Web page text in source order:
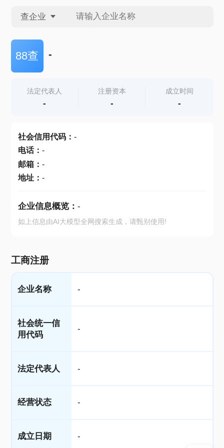
查企业
查企业
查产地
88查 -
法定代表人
-
注册资本
-
成立时间
-
社会信用代码： -
电话： -
邮箱： -
地址： -
企业信息概览： -
如上信息由AI大模型全网搜索生成，请甄别使用!
工商注册
企业名称 -
社会统一信
用代码
-
法定代表人 -
经营状态 -
成立日期 -